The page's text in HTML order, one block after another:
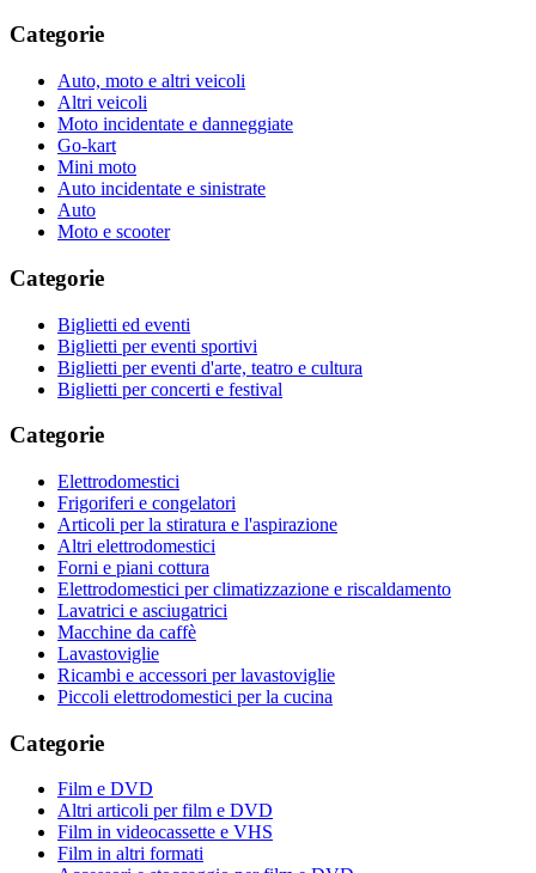
Categorie
Auto, moto e altri veicoli
Altri veicoli
Moto incidentate e danneggiate
Go-kart
Mini moto
Auto incidentate e sinistrate
Auto
Moto e scooter
Categorie
Biglietti ed eventi
Biglietti per eventi sportivi
Biglietti per eventi d'arte, teatro e cultura
Biglietti per concerti e festival
Categorie
Elettrodomestici
Frigoriferi e congelatori
Articoli per la stiratura e l'aspirazione
Altri elettrodomestici
Forni e piani cottura
Elettrodomestici per climatizzazione e riscaldamento
Lavatrici e asciugatrici
Macchine da caffè
Lavastoviglie
Ricambi e accessori per lavastoviglie
Piccoli elettrodomestici per la cucina
Categorie
Film e DVD
Altri articoli per film e DVD
Film in videocassette e VHS
Film in altri formati